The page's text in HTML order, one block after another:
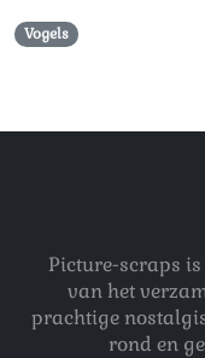
Vogels
Picture-scraps
van het
prachtige
rond en